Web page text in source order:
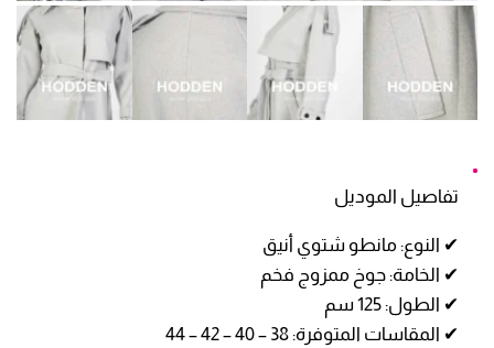
تفاصيل الموديل
✔ النوع: مانطو شتوي أنيق
✔ الخامة: جوخ ممزوج فخم
✔ الطول: 125 سم
✔ المقاسات المتوفرة: 38 – 40 – 42 – 44